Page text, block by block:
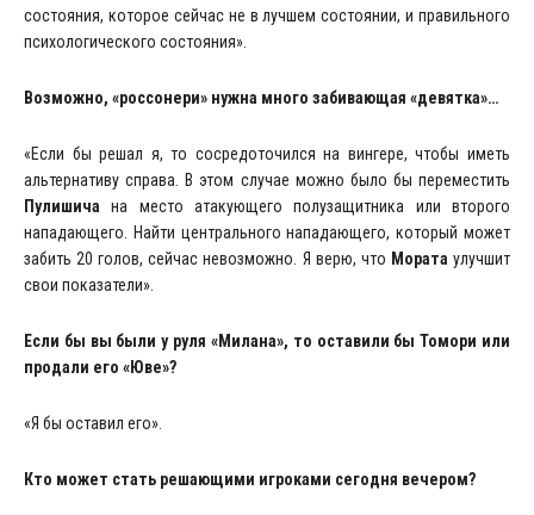
состояния, которое сейчас не в лучшем состоянии, и правильного
психологического состояния».
Возможно, «россонери» нужна много забивающая «девятка»…
«Если бы решал я, то сосредоточился на вингере, чтобы иметь
альтернативу справа. В этом случае можно было бы переместить
Пулишича на место атакующего полузащитника или второго
нападающего. Найти центрального нападающего, который может
забить 20 голов, сейчас невозможно. Я верю, что Мората улучшит
свои показатели».
Если бы вы были у руля «Милана», то оставили бы Томори или
продали его «Юве»?
«Я бы оставил его».
Кто может стать решающими игроками сегодня вечером?